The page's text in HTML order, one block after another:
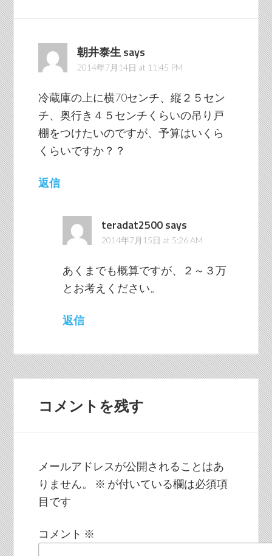
朝井泰生says
2014年7月14日 at 11:45 PM
冷蔵庫の上に横70センチ、縦２５セン
チ、奥行き４５センチくらいの吊り戸
棚をつけたいのですが、予算はいくら
くらいですか？？
返信
teradat2500says
2014年7月15日 at 5:26 AM
あくまでも概算ですが、２～３万
とお考えください。
返信
コメントを残す
メールアドレスが公開されることはあ
りません。
※ が付いている欄は必須項
目です
コメント ※